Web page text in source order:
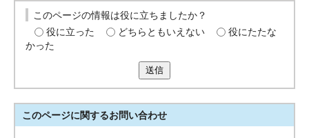
このページの情報は役に立ちましたか？
役に立った
どちらともいえない
役にたたな
かった
送信
このページに関するお問い合わせ